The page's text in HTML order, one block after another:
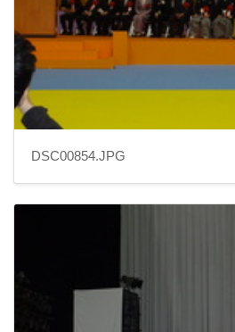
DSC00854.JPG